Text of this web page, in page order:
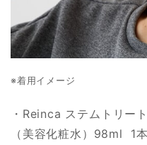
※着用イメージ
・Reinca ステムトリー
（美容化粧水）98ml 1本